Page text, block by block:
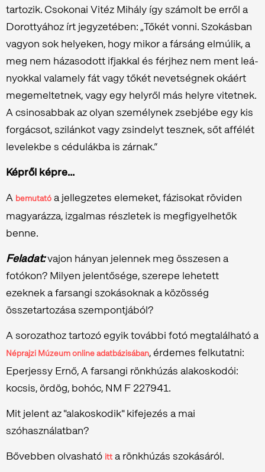
tar­to­zik. Csokonai Vitéz Mihály így szá­molt be erről a
Do­rottyá­hoz írt jegy­ze­té­ben: „Tőkét vonni. Szo­kás­ban
va­gyon sok he­lye­ken, hogy mikor a fár­sáng el­mú­lik, a
meg nem há­za­so­dott if­jak­kal és férj­hez nem ment le­á­
nyok­kal va­la­mely fát vagy tőkét ne­vet­ség­nek oká­ért
meg­emel­tet­nek, vagy egy hely­ről más hely­re vi­tet­nek.
A csi­no­sab­bak az olyan sze­mély­nek zseb­jé­be egy kis
for­gá­csot, szi­lán­kot vagy zsin­delyt tesz­nek, sőt af­fé­lét
le­ve­lek­be s cé­du­lák­ba is zár­nak.”
Képről képre...
A bemutató a jellegzetes elemeket, fázisokat röviden
magyarázza, izgalmas részletek is megfigyelhetők
benne.
Feladat:vajon hányan jelennek meg összesen a
fotókon? Milyen jelentősége, szerepe lehetett
ezeknek a farsangi szokásoknak a közösség
összetartozása szempontjából?
A sorozathoz tartozó egyik további fotó megtalálható a
Néprajzi Múzeum online adatbázisában, érdemes felkutatni:
Eperjessy Ernő, A farsangi rönkhúzás alakoskodói:
kocsis, ördög, bohóc, NM F 227941.
Mit jelent az "alakoskodik" kifejezés a mai
szóhasználatban?
Bővebben olvasható itt a rönkhúzás szokásáról.